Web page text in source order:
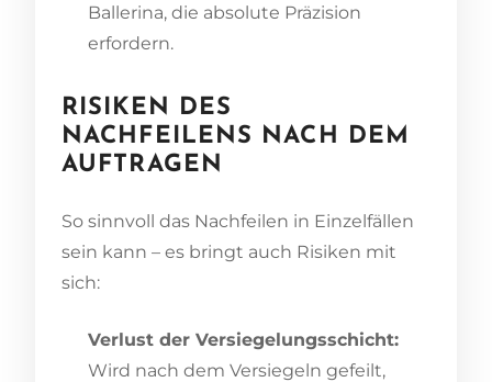
Ballerina, die absolute Präzision
erfordern.
RISIKEN DES
NACHFEILENS NACH DEM
AUFTRAGEN
So sinnvoll das Nachfeilen in Einzelfällen
sein kann – es bringt auch Risiken mit
sich:
Verlust der Versiegelungsschicht:
Wird nach dem Versiegeln gefeilt,